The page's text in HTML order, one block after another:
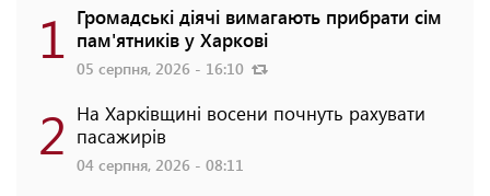
1 Громадські діячі вимагають прибрати сім
пам'ятників у Харкові
05 серпня, 2026 - 16:10
2 На Харківщині восени почнуть рахувати
пасажирів
04 серпня, 2026 - 08:11